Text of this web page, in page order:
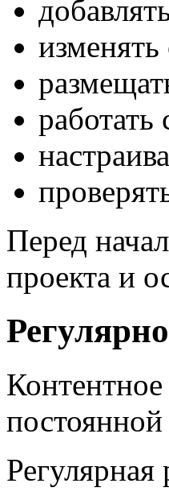
изменять
Перед
проекта и